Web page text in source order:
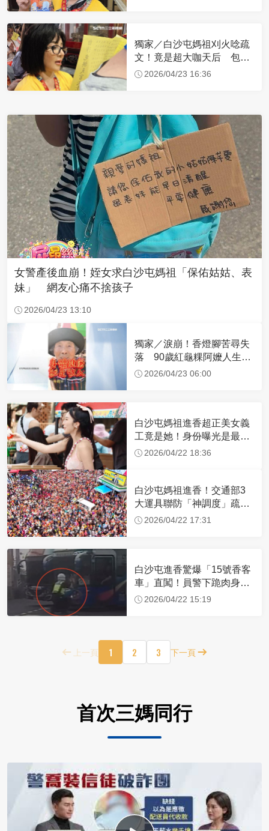
獨家／白沙屯媽祖刈火唸疏
文！竟是超大咖天后 包尿
布忍尿5小時不喊累
2026/04/23 16:36
女警產後血崩！姪女求白沙屯媽祖「保佑姑姑、表
妹」 網友心痛不捨孩子
2026/04/23 13:10
獨家／淚崩！香燈腳苦尋失
落 90歲紅龜粿阿嬤人生謝
幕2026/04/23 06:00
白沙屯媽祖進香超正美女義
工竟是她！身份曝光是最美
禮生 一輩子不結婚
2026/04/22 18:36
白沙屯媽祖進香！交通部3
大運具聯防「神調度」疏運
32.1萬創新高
2026/04/22 17:31
白沙屯進香驚爆「15號香客
車」直闖！員警下跪肉身擋
車：讓行人先過
2026/04/22 15:19
上一頁 1 2 3 下一頁
首次三媽同行